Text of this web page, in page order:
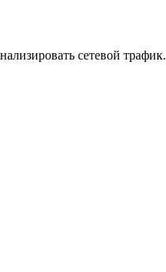
сетевой трафик.